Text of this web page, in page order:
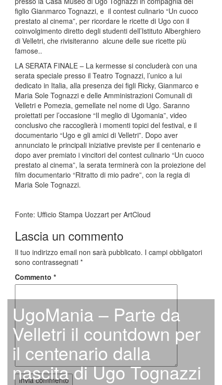
UgoMania – Parte da
Velletri il countdown per
il centenario dalla
nascita di Ugo Tognazzi
figlio Gianmarco Tognazzi, e il contest culinario “Un cuoco
prestato al cinema”, per ricordare le ricette di Ugo con il
coinvolgimento diretto degli studenti dell’Istituto Alberghiero
di Velletri, che rivisiteranno alcune delle sue ricette più
famose..
LA SERATA FINALE – La kermesse si concluderà con una
serata speciale presso il Teatro Tognazzi, l’unico a lui
dedicato in Italia, alla presenza dei figli Ricky, Gianmarco e
Maria Sole Tognazzi e delle Amministrazioni Comunali di
Velletri e Pomezia, gemellate nel nome di Ugo. Saranno
proiettati per l’occasione “Il meglio di Ugomania”, video
conclusivo che raccoglierà i momenti topici del festival, e il
documentario “Ugo e gli amici di Velletri”. Dopo aver
annunciato le principali iniziative previste per il centenario e
dopo aver premiato i vincitori del contest culinario “Un cuoco
prestato al cinema”, la serata terminerà con la proiezione del
film documentario “Ritratto di mio padre”, con la regia di
Maria Sole Tognazzi.
Fonte: Ufficio Stampa Uozzart per ArtCloud
Lascia un commento
Il tuo indirizzo email non sarà pubblicato. I campi obbligatori
sono contrassegnati *
Commento *